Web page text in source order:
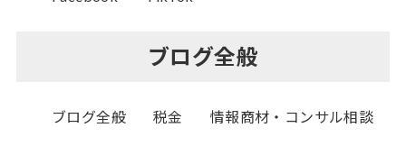
ブログ全般
ブログ全般 税金 情報商材・コンサル相談